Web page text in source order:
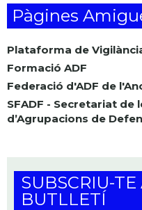
Pàgines
Plataforma de
Formació ADF
Federació d'ADF de
SFADF - Secretariat de
d’Agrupacions de
SUBSCRIU-
BUTLLETÍ